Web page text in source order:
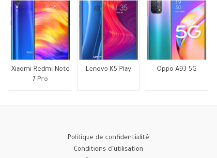
Xiaomi Redmi Note
7 Pro
Lenovo K5 Play Oppo A93 5G
Politique de confidentialité
Conditions d’utilisation